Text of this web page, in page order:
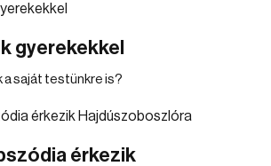
gyerekekkel
a saját testünkre is?
érkezik